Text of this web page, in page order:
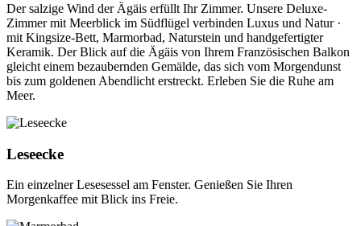
Der salzige Wind der Ägäis erfüllt Ihr Zimmer. Unsere Deluxe-
Zimmer mit Meerblick im Südflügel verbinden Luxus und Natur ·
mit Kingsize-Bett, Marmorbad, Naturstein und handgefertigter
Keramik. Der Blick auf die Ägäis von Ihrem Französischen Balkon
gleicht einem bezaubernden Gemälde, das sich vom Morgendunst
bis zum goldenen Abendlicht erstreckt. Erleben Sie die Ruhe am
Meer.
Leseecke
Ein einzelner Lesesessel am Fenster. Genießen Sie Ihren
Morgenkaffee mit Blick ins Freie.